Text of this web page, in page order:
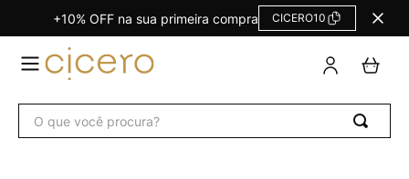
+10% OFF na sua primeira compra CICERO10
TERMOS
MAIS
Agendas Calendários